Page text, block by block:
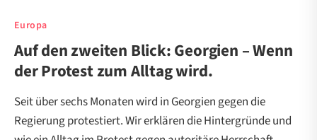
Europa
Auf den zweiten Blick: Georgien – Wenn
der Protest zum Alltag wird.
Seit über sechs Monaten wird in Georgien gegen die
Regierung protestiert. Wir erklären die Hintergründe und